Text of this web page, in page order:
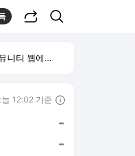
웹에서 보기
늘 12:02 기준